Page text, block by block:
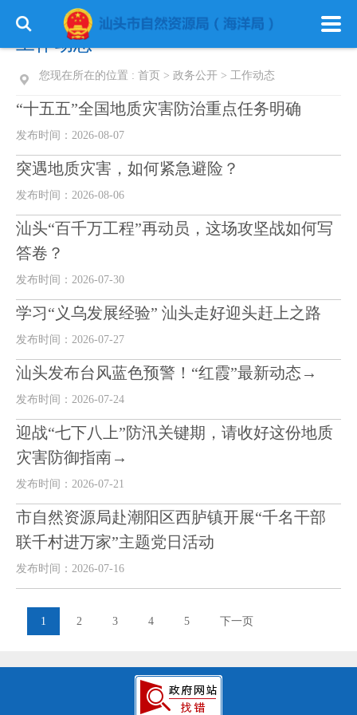
工作动态
您现在所在的位置 : 首页 > 政务公开 > 工作动态
“十五五”全国地质灾害防治重点任务明确
发布时间：2026-08-07
突遇地质灾害，如何紧急避险？
发布时间：2026-08-06
汕头“百千万工程”再动员，这场攻坚战如何写
答卷？
发布时间：2026-07-30
学习“义乌发展经验” 汕头走好迎头赶上之路
发布时间：2026-07-27
汕头发布台风蓝色预警！“红霞”最新动态→
发布时间：2026-07-24
迎战“七下八上”防汛关键期，请收好这份地质
灾害防御指南→
发布时间：2026-07-21
市自然资源局赴潮阳区西胪镇开展“千名干部
联千村进万家”主题党日活动
发布时间：2026-07-16
1 2 3 4 5 下一页